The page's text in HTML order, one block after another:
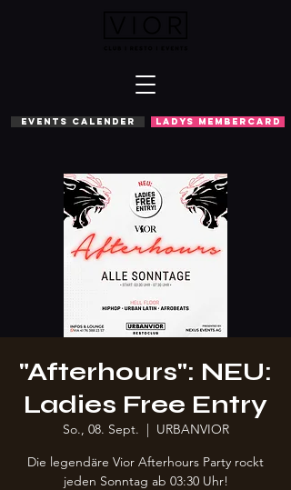
EVENTS CALENDER LADYS MEMBERCARD
"Afterhours": NEU:
Ladies Free Entry
So., 08. Sept.
  |
URBANVIOR
Die legendäre Vior Afterhours Party rockt
jeden Sonntag ab 03:30 Uhr!